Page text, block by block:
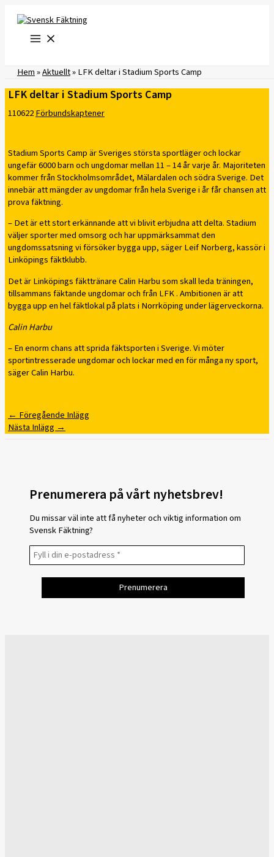
innehåll
Hem»Aktuellt»LFK deltar i Stadium Sports Camp
LFK deltar i Stadium Sports Camp
110622Förbundskaptener
Stadium Sports Camp är Sveriges största sportläger och lockar
ungefär 6000 barn och ungdomar mellan 11 – 14 år varje år. Majoriteten
kommer från Stockholmsområdet, Mälardalen och södra Sverige. Det
innebär att mängder av ungdomar från hela Sverige i år får chansen att
prova fäktning.
– Det är ett stort erkännande att vi blivit erbjudna att delta. Stadium
väljer sporter med omsorg och har uppmärksammat den
ungdomssatsning vi försöker bygga upp, säger Leif Norberg, kassör i
Linköpings fäktklubb.
Det är Linköpings fäkttränare Calin Harbu som skall leda träningen,
tillsammans fäktande ungdomar och från LFK . Ambitionen är att
bygga upp en hel fäktlokal på plats i Norrköping under lägerveckorna.
Calin Harbu
– En enorm chans att sprida fäktsporten i Sverige. Vi möter
sportintresserade ungdomar och lockar med en för många ny sport,
säger Calin Harbu.
←Föregående Inlägg
Nästa Inlägg→
Prenumerera på vårt nyhetsbrev!
Du missar väl inte att få nyheter och viktig information om
Svensk Fäktning?